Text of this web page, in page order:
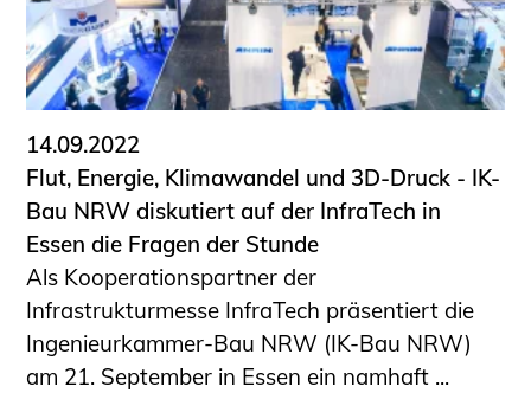
Wettbewerbe für Studierende
BLING.BLING.
Kammer Newsletter
Presse
Kontakt und Anfahrt
Impressum
Datenschutz
Ingenieurakademie West
14.09.2022
Flut, Energie, Klimawandel und 3D-Druck - IK-
Bau NRW diskutiert auf der InfraTech in
Essen die Fragen der Stunde
Als Kooperationspartner der
Infrastrukturmesse InfraTech präsentiert die
Ingenieurkammer-Bau NRW (IK-Bau NRW)
am 21. September in Essen ein namhaft ...